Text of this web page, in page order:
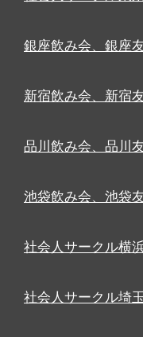
銀座飲み会、銀座
新宿飲み会、新宿
品川飲み会、品川
池袋飲み会、池袋
社会人サークル横
社会人サークル埼玉